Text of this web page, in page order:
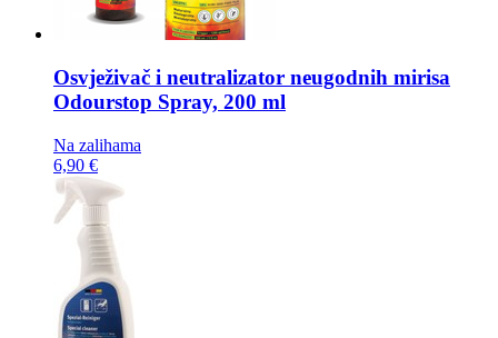
Osvježivač i neutralizator neugodnih mirisa
Odourstop Spray, 200 ml
Na zalihama
6,90 €